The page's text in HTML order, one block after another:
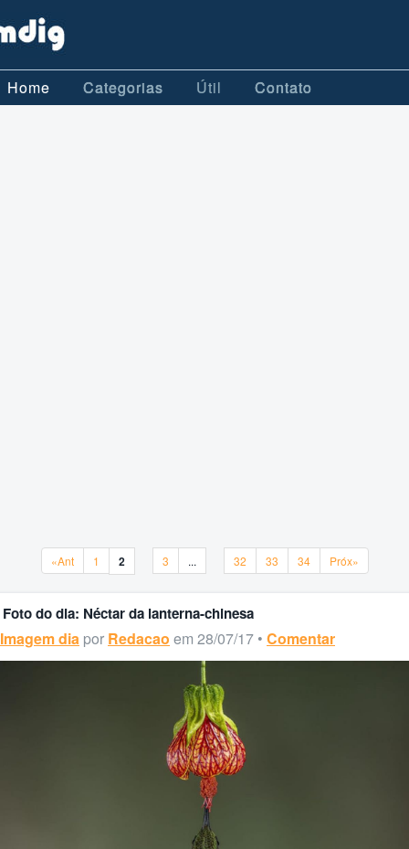
Home Categorias Útil Contato
«Ant«Ant1 2 33 ... 3232 3333 3434 Próx»Próx»
Foto do dia: Néctar da lanterna-chinesa
Imagem dia por Redacao em 28/07/17 • Comentar